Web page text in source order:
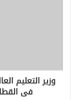
وزير التعليم
فى